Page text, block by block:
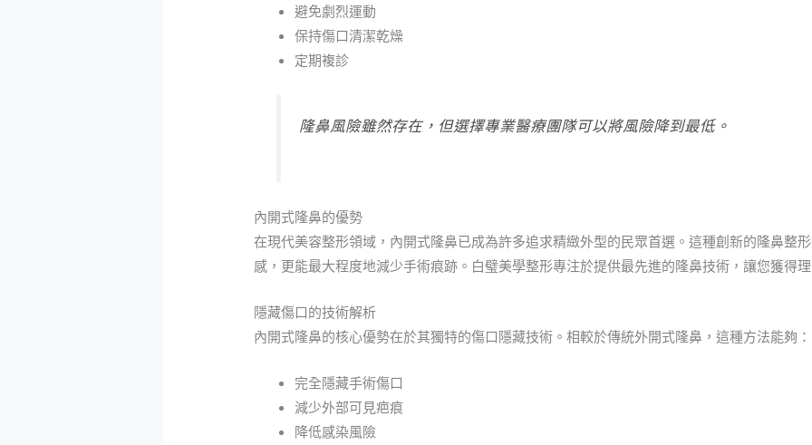
避免劇烈運動
保持傷口清潔乾燥
定期複診
隆鼻風險雖然存在，但選擇專業醫療團隊可以將風險降到最低。
內開式隆鼻的優勢
在現代美容整形領域，內開式隆鼻已成為許多追求精緻外型的民眾首選。這種創新的隆鼻整
感，更能最大程度地減少手術痕跡。白璧美學整形專注於提供最先進的隆鼻技術，讓您獲得
隱藏傷口的技術解析
內開式隆鼻的核心優勢在於其獨特的傷口隱藏技術。相較於傳統外開式隆鼻，這種方法能夠：
完全隱藏手術傷口
減少外部可見疤痕
降低感染風險